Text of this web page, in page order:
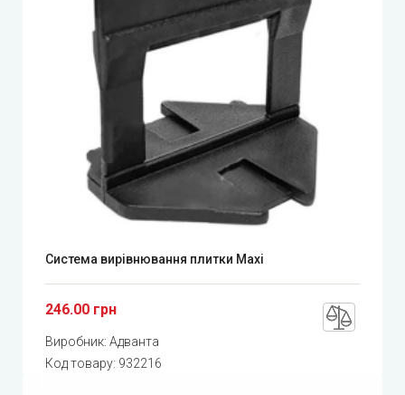
Система вирівнювання плитки Maxi
246.00 грн
Виробник: Адванта
Код товару: 932216